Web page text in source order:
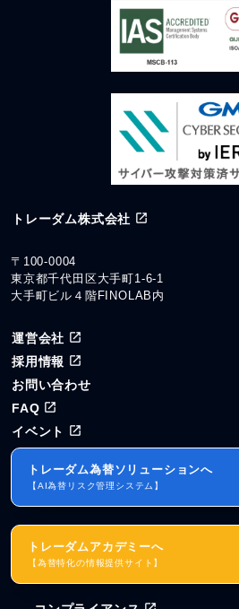
トレーダム株式会社
〒100-0004
東京都千代田区大手町1-6-1
大手町ビル４階FINOLAB内
運営会社
採用情報
お問い合わせ
FAQ
イベント
トレーダム為替ソリューションへ
【AI為替リスク管理システム】
トレーダムアカデミーへ
【為替特化の情報提供サイト】